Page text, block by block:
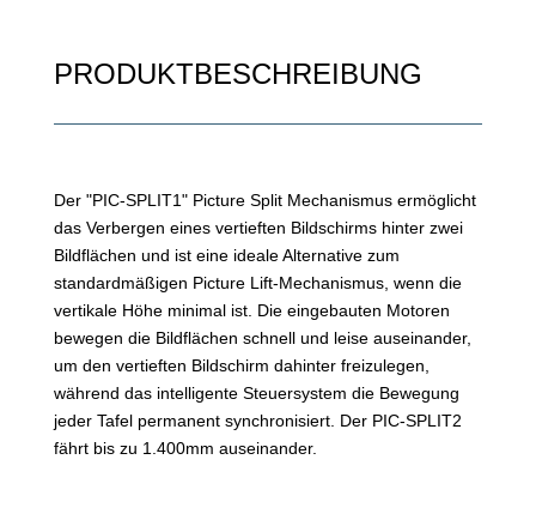
PRODUKTBESCHREIBUNG
Der "PIC-SPLIT1" Picture Split Mechanismus ermöglicht
das Verbergen eines vertieften Bildschirms hinter zwei
Bildflächen und ist eine ideale Alternative zum
standardmäßigen Picture Lift-Mechanismus, wenn die
vertikale Höhe minimal ist. Die eingebauten Motoren
bewegen die Bildflächen schnell und leise auseinander,
um den vertieften Bildschirm dahinter freizulegen,
während das intelligente Steuersystem die Bewegung
jeder Tafel permanent synchronisiert. Der PIC-SPLIT2
fährt bis zu 1.400mm auseinander.